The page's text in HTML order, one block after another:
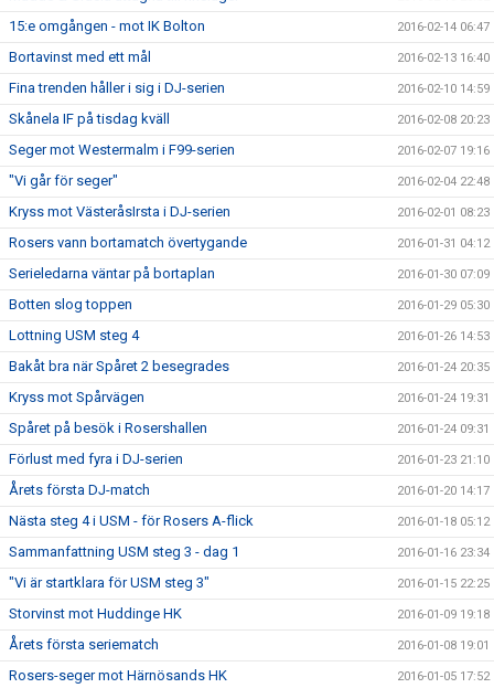
15:e omgången - mot IK Bolton 2016-02-14 06:47
Bortavinst med ett mål 2016-02-13 16:40
Fina trenden håller i sig i DJ-serien 2016-02-10 14:59
Skånela IF på tisdag kväll 2016-02-08 20:23
Seger mot Westermalm i F99-serien 2016-02-07 19:16
"Vi går för seger" 2016-02-04 22:48
Kryss mot VästeråsIrsta i DJ-serien 2016-02-01 08:23
Rosers vann bortamatch övertygande 2016-01-31 04:12
Serieledarna väntar på bortaplan 2016-01-30 07:09
Botten slog toppen 2016-01-29 05:30
Lottning USM steg 4 2016-01-26 14:53
Bakåt bra när Spåret 2 besegrades 2016-01-24 20:35
Kryss mot Spårvägen 2016-01-24 19:31
Spåret på besök i Rosershallen 2016-01-24 09:31
Förlust med fyra i DJ-serien 2016-01-23 21:10
Årets första DJ-match 2016-01-20 14:17
Nästa steg 4 i USM - för Rosers A-flick 2016-01-18 05:12
Sammanfattning USM steg 3 - dag 1 2016-01-16 23:34
"Vi är startklara för USM steg 3" 2016-01-15 22:25
Storvinst mot Huddinge HK 2016-01-09 19:18
Årets första seriematch 2016-01-08 19:01
Rosers-seger mot Härnösands HK 2016-01-05 17:52